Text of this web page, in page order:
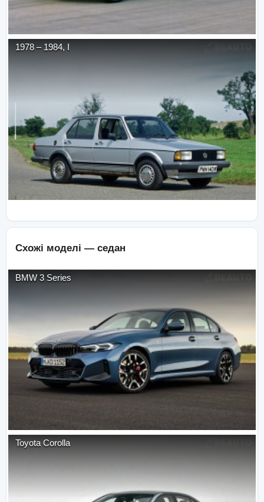
1978 – 1984, I
Схожі моделі — седан
BMW 3 Series
Toyota Corolla